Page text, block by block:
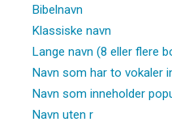
Bibelnavn
Klassiske navn
Lange navn (8 eller flere
Navn som har to vokaler
Navn som inneholder
Navn uten r